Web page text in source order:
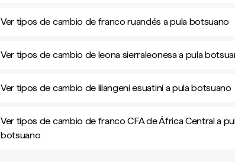
Ver tipos de cambio de franco ruandés a pula botsuano
Ver tipos de cambio de leona sierraleonesa a pula
Ver tipos de cambio de lilangeni esuatiní a pula botsuano
Ver tipos de cambio de franco CFA de África Central a
botsuano